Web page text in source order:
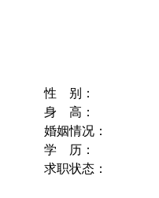
性 别：
身 高：
婚姻情况：
学 历：
求职状态：